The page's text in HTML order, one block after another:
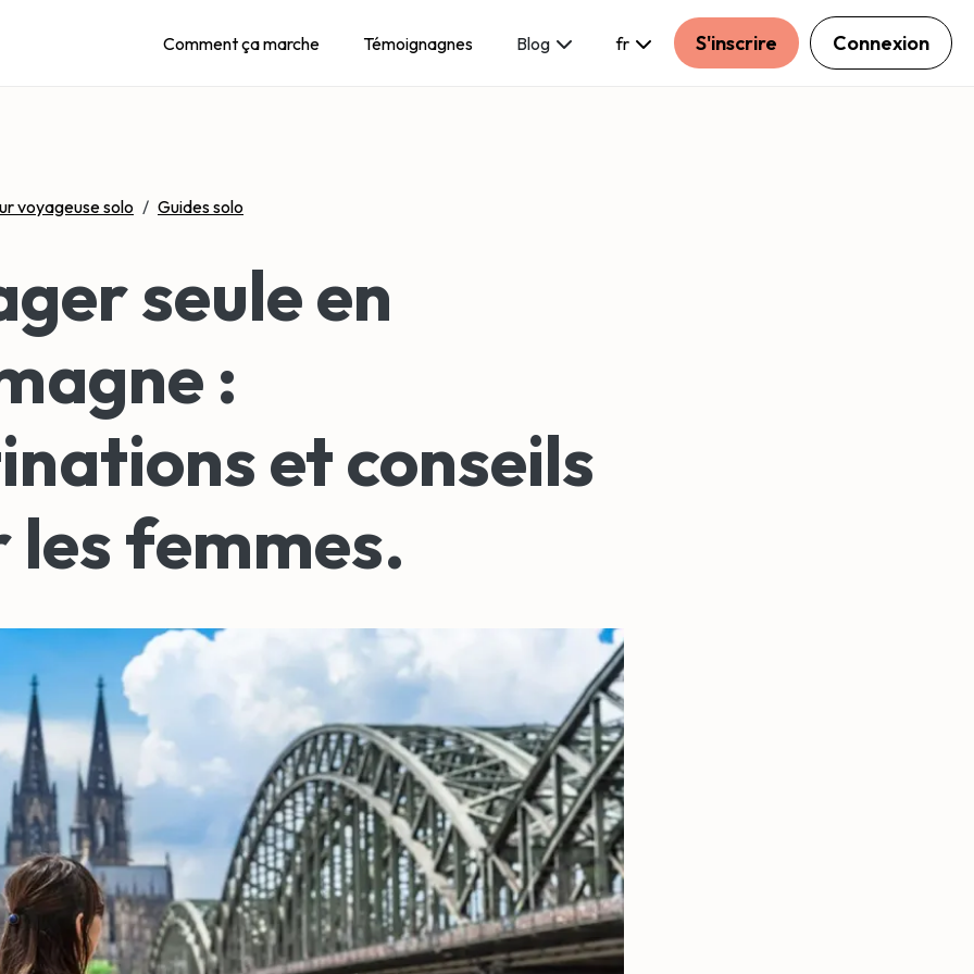
Comment ça marche Témoignagnes Blog fr S'inscrire Connexion
voyageuse solo / Guides solo
seule en
:
et conseils
les femmes.